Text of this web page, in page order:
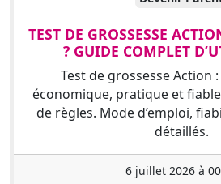
TEST DE GROSSESSE
? GUIDE COMPLET
Test de grossesse Action
économique, pratique et
de règles. Mode d’emploi,
détaillés.
6 juillet 2026 à